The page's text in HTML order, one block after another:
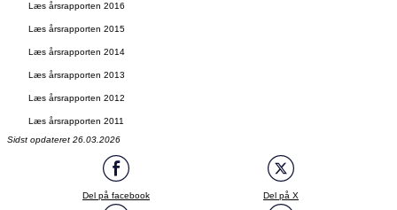
Læs årsrapporten 2016
Læs årsrapporten 2015
Læs årsrapporten 2014
Læs årsrapporten 2013
Læs årsrapporten 2012
Læs årsrapporten 2011
Sidst opdateret 26.03.2026
Del på facebook Del på X